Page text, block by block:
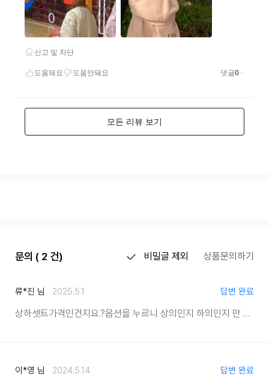
문의 ( 2 건) 비밀글 제외 상품문의하기
류*진 님 2025.5.1 답변 완료
상하셋트가격인건지요.?옵션을 누르니 상의인지 하의인지 만 설정되어있어서요.
이*영 님 2024.5.14 답변 완료